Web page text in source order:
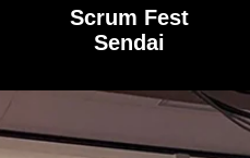
Scrum Fest
Sendai